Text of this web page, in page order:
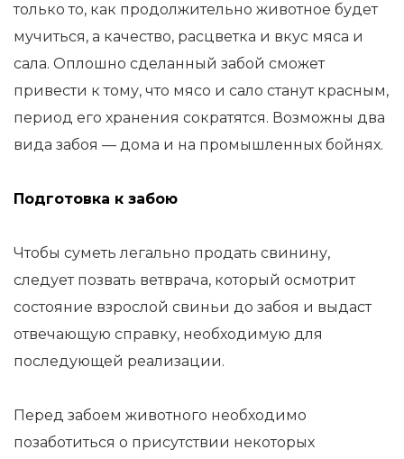
только то, как продолжительно животное будет
мучиться, а качество, расцветка и вкус мяса и
сала. Оплошно сделанный забой сможет
привести к тому, что мясо и сало станут красным,
период его хранения сократятся. Возможны два
вида забоя — дома и на промышленных бойнях.
Подготовка к забою
Чтобы суметь легально продать свинину,
следует позвать ветврача, который осмотрит
состояние взрослой свиньи до забоя и выдаст
отвечающую справку, необходимую для
последующей реализации.
Перед забоем животного необходимо
позаботиться о присутствии некоторых